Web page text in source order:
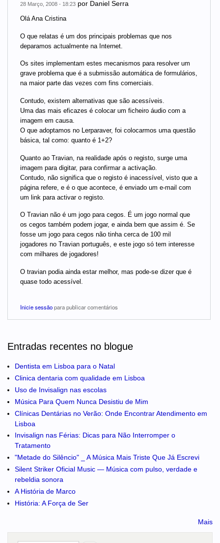
28 Março, 2008 - 18:23 por Daniel Serra
Olá Ana Cristina
O que relatas é um dos principais problemas que nos
deparamos actualmente na Internet.
Os sites implementam estes mecanismos para resolver um
grave problema que é a submissão automática de formulários,
na maior parte das vezes com fins comerciais.
Contudo, existem alternativas que são acessíveis.
Uma das mais eficazes é colocar um ficheiro áudio com a
imagem em causa.
O que adoptamos no Lerparaver, foi colocarmos uma questão
básica, tal como: quanto é 1+2?
Quanto ao Travian, na realidade após o registo, surge uma
imagem para digitar, para confirmar a activação.
Contudo, não significa que o registo é inacessível, visto que a
página refere, e é o que acontece, é enviado um e-mail com
um link para activar o registo.
O Travian não é um jogo para cegos. É um jogo normal que
os cegos também podem jogar, e ainda bem que assim é. Se
fosse um jogo para cegos não tinha cerca de 100 mil
jogadores no Travian português, e este jogo só tem interesse
com milhares de jogadores!
O travian podia ainda estar melhor, mas pode-se dizer que é
quase todo acessível.
Inicie sessãopara publicar comentários
Entradas recentes no blogue
Dentista em Lisboa para o Natal
Clinica dentaria com qualidade em Lisboa
Uso de Invisalign nas escolas
Música Para Quem Nunca Desistiu de Mim
Clínicas Dentárias no Verão: Onde Encontrar Atendimento em
Lisboa
Invisalign nas Férias: Dicas para Não Interromper o
Tratamento
"Metade do Silêncio" _ A Música Mais Triste Que Já Escrevi
Silent Striker Oficial Music — Música com pulso, verdade e
rebeldia sonora
A História de Marco
História: A Força de Ser
Mais